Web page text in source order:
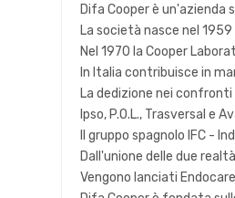
Difa Cooper è
La società nasce nel
Nel 1970 la Cooper
In Italia contribuisce in
La dedizione nei
Ipso, P.O.L., Trasversal e
Il gruppo spagnolo IFC -
Dall'unione delle due
Vengono lanciati